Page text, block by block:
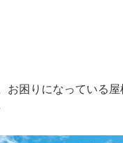
お困りになっている